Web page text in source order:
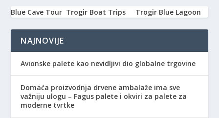
Blue Cave Tour Trogir Boat Trips Trogir Blue Lagoon
NAJNOVIJE
Avionske palete kao nevidljivi dio globalne trgovine
Domaća proizvodnja drvene ambalaže ima sve
važniju ulogu – Fagus palete i okviri za palete za
moderne tvrtke